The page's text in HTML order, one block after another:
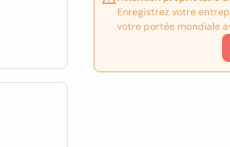
Enregistrez votre
votre portée mondiale